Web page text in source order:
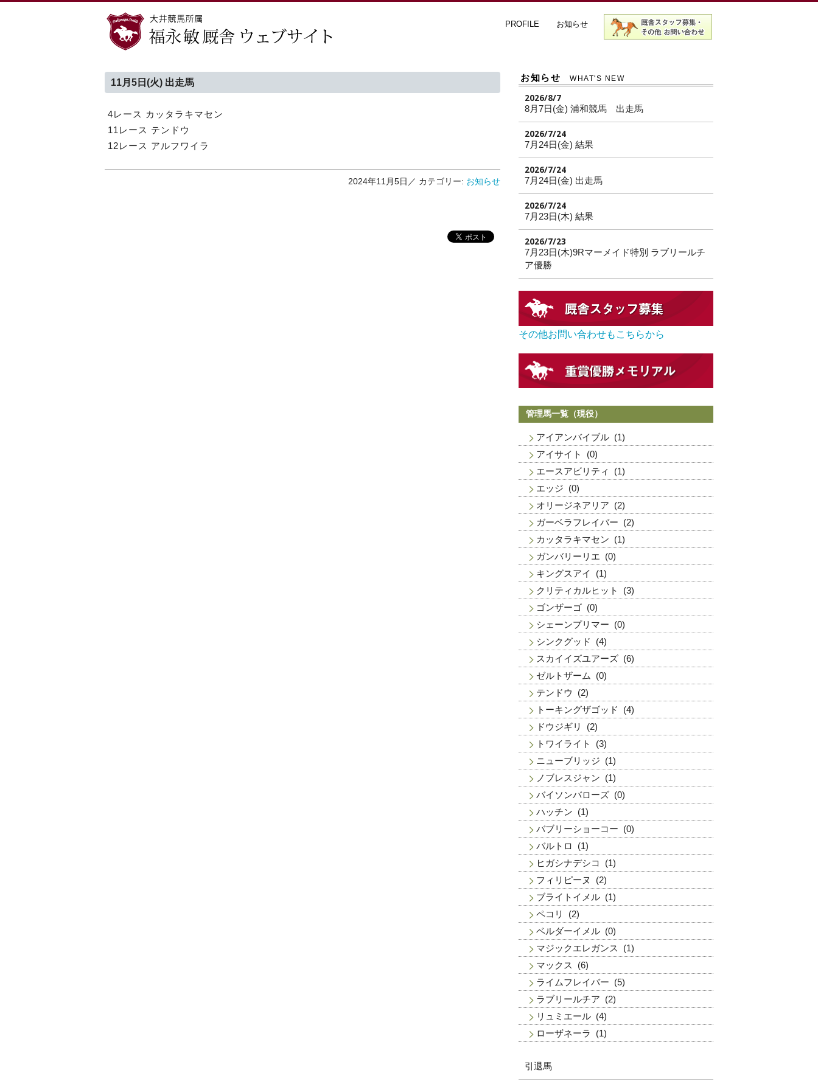
PROFILE お知らせ
11月5日(火) 出走馬
4レース カッタラキマセン
11レース テンドウ
12レース アルフワイラ
2024年11月5日／ カテゴリー: お知らせ
お知らせ WHAT'S NEW
2026/8/7
8月7日(金) 浦和競馬 出走馬
2026/7/24
7月24日(金) 結果
2026/7/24
7月24日(金) 出走馬
2026/7/24
7月23日(木) 結果
2026/7/23
7月23日(木)9Rマーメイド特別 ラブリールチ
ア優勝
その他お問い合わせもこちらから
管理馬一覧（現役）
アイアンバイブル (1)
アイサイト
(0)
エースアビリティ
(1)
エッジ (0)
オリージネアリア (2)
ガーベラフレイバー (2)
カッタラキマセン (1)
ガンバリーリエ (0)
キングスアイ
(1)
クリティカルヒット
(3)
ゴンザーゴ (0)
シェーンプリマー (0)
シンクグッド
(4)
スカイイズユアーズ (6)
ゼルトザーム
(0)
テンドウ
(2)
トーキングザゴッド
(4)
ドウジギリ
(2)
トワイライト
(3)
ニューブリッジ (1)
ノブレスジャン (1)
バイソンバローズ (0)
ハッチン (1)
バブリーショーコー (0)
バルトロ
(1)
ヒガシナデシコ
(1)
フィリピーヌ
(2)
ブライトイメル (1)
ペコリ
(2)
ベルダーイメル (0)
マジックエレガンス
(1)
マックス
(6)
ライムフレイバー (5)
ラブリールチア (2)
リュミエール (4)
ローザネーラ
(1)
引退馬